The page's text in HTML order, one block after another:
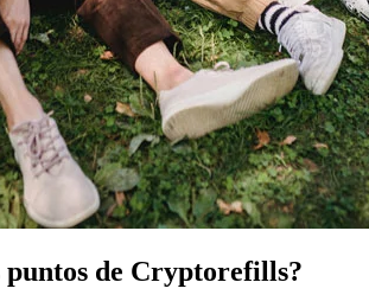
puntos de Cryptorefills?